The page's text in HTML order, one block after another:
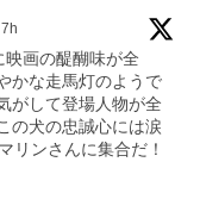
7h
映画の醍醐味が全
かな走馬灯のようで
がして登場人物が全
の犬の忠誠心には涙
リンさんに集合だ！